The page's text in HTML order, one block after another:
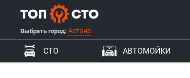
Выбрать город: Астана
СТО АВТОМОЙКИ